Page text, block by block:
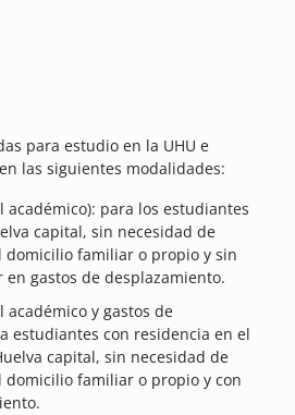
para estudio en la UHU e
las siguientes modalidades:
académico): para los estudiantes
capital, sin necesidad de
familiar o propio y sin
gastos de desplazamiento.
académico y gastos de
estudiantes con residencia en el
capital, sin necesidad de
familiar o propio y con